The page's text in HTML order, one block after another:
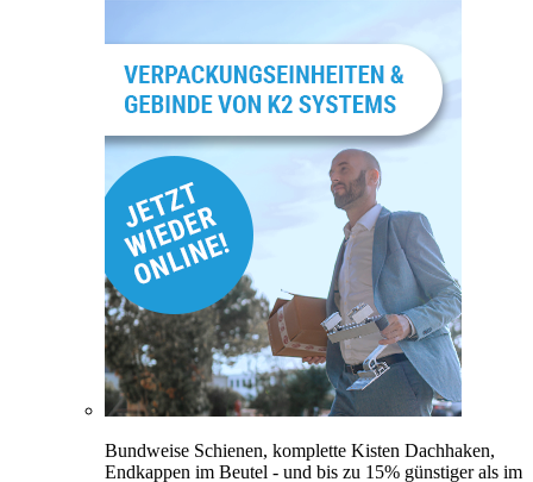
Bundweise Schienen, komplette Kisten Dachhaken,
Endkappen im Beutel - und bis zu 15% günstiger als im